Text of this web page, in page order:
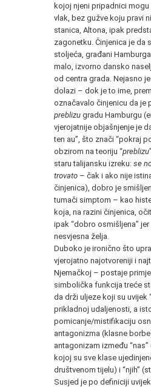
kojoj njeni pripadnici mogu
vlak, bez gužve koju pravi
stanica, Altona, ipak
zagonetku. Činjenica je da
stoljeća, građani
malo, izvorno dansko
od centra grada. Nejasno
dolazi – dok je to ime,
označavalo činjenicu da je
preblizu gradu Hamburgu
vjerojatnije objašnjenje je
ten au”, što znači “pokraj
obzirom na teoriju “preblizu
staru talijansku izreku: se
trovato – čak i ako nije
činjenica), dobro je
tumači simptom – kao
koja, na razini činjenica,
ipak “dobro osmišljena”
nesvjesna želja.
Duboko je ironično što
vjerojatno najotvoreniji i
Njemačkoj – postaje
simbolička funkcija treće
da drži uljeze koji su uvijek
prikladnoj udaljenosti, a
pomicanje/mistifikaciju
antagonizma (klasne
antagonizam između “nas”
kojoj su sve klase
društvenom tijelu) i “njih”
Susjed je po definiciji uvijek